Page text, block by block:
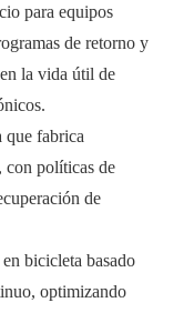
para equipos
de retorno y
la vida útil de
que fabrica
con políticas de
de
bicicleta basado
optimizando